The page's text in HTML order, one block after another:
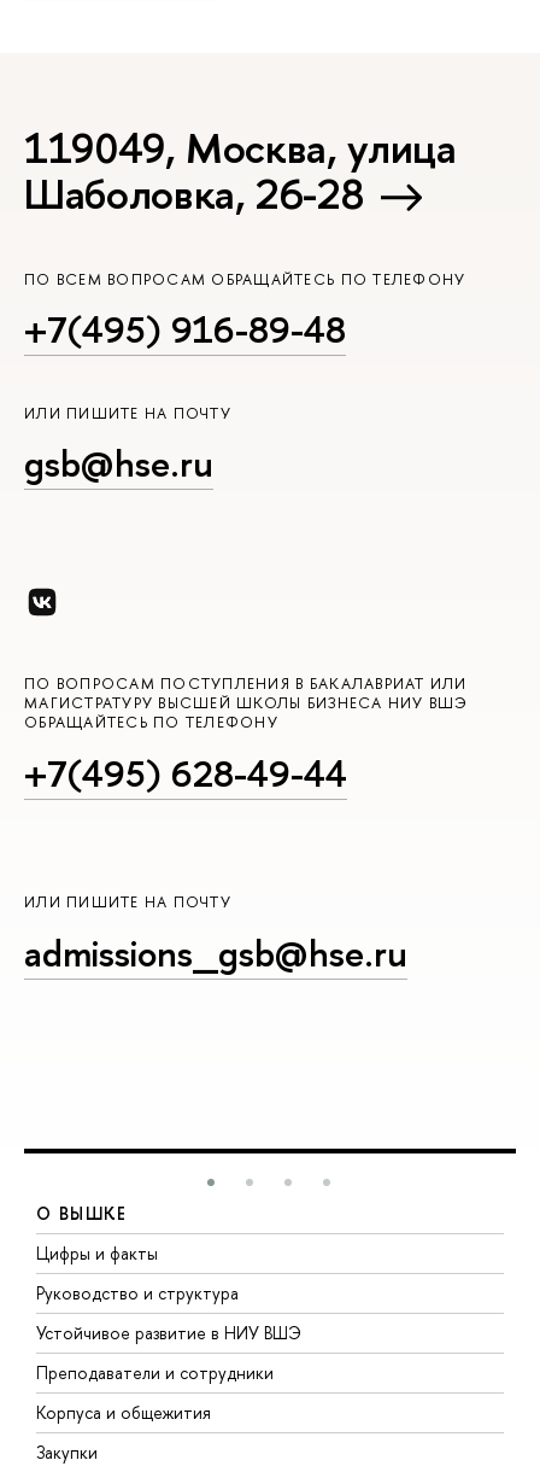
119049, Москва, улица
Шаболовка, 26-28
ПО ВСЕМ ВОПРОСАМ ОБРАЩАЙТЕСЬ ПО ТЕЛЕФОНУ
+7(495) 916-89-48
ИЛИ ПИШИТЕ НА ПОЧТУ
gsb@hse.ru
ПО ВОПРОСАМ ПОСТУПЛЕНИЯ В БАКАЛАВРИАТ ИЛИ
МАГИСТРАТУРУ ВЫСШЕЙ ШКОЛЫ БИЗНЕСА НИУ ВШЭ
ОБРАЩАЙТЕСЬ ПО ТЕЛЕФОНУ
+7(495) 628-49-44
ИЛИ ПИШИТЕ НА ПОЧТУ
admissions_gsb@hse.ru
О ВЫШКЕ
Цифры и факты
Руководство и структура
Устойчивое развитие в НИУ ВШЭ
Преподаватели и сотрудники
Корпуса и общежития
Закупки